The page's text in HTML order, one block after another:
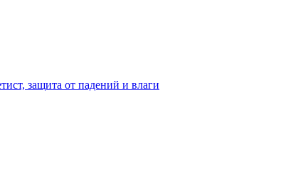
защита от падений и влаги